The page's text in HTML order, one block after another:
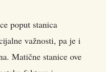
poput stanica
važnosti, pa je i
Matične stanice ove